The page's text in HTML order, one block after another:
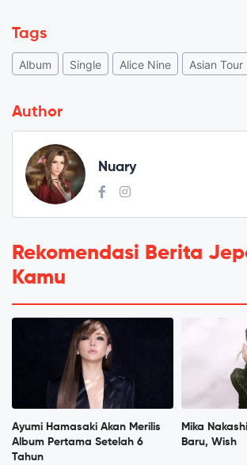
Tags
Album Single Alice Nine Asian Tour
Author
Nuary
Rekomendasi Berita
Kamu
Ayumi Hamasaki Akan Merilis
Album Pertama Setelah 6
Tahun
Mika
Baru, Wish